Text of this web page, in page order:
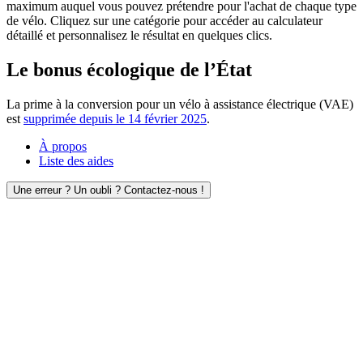
maximum auquel vous pouvez prétendre pour l'achat de chaque type
de vélo. Cliquez sur une catégorie pour accéder au calculateur
détaillé et personnalisez le résultat en quelques clics.
Le bonus écologique de l’État
La prime à la conversion pour un vélo à assistance électrique (VAE)
est supprimée depuis le 14 février 2025.
À propos
Liste des aides
Une erreur ? Un oubli ? Contactez-nous !